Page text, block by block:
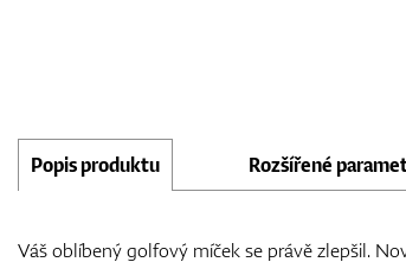
Popis produktu Rozšířené
Váš oblíbený golfový míček se právě zlepšil.